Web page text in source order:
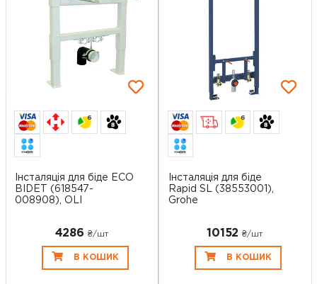
6
Інсталяція для біде ECO
BIDET (618547-
008908), OLI
4286 ₴/шт
В КОШИК
6
Інсталяція для біде
Rapid SL (38553001),
Grohe
10152 ₴/шт
В КОШИК